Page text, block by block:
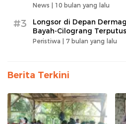
News | 10 bulan yang lalu
#3
Longsor di Depan
Bayah-Cilograng Terputus
Peristiwa | 7 bulan yang lalu
Berita Terkini